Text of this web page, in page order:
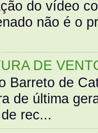
do vídeo
não é o
DE
Barreto de
de última
rec...